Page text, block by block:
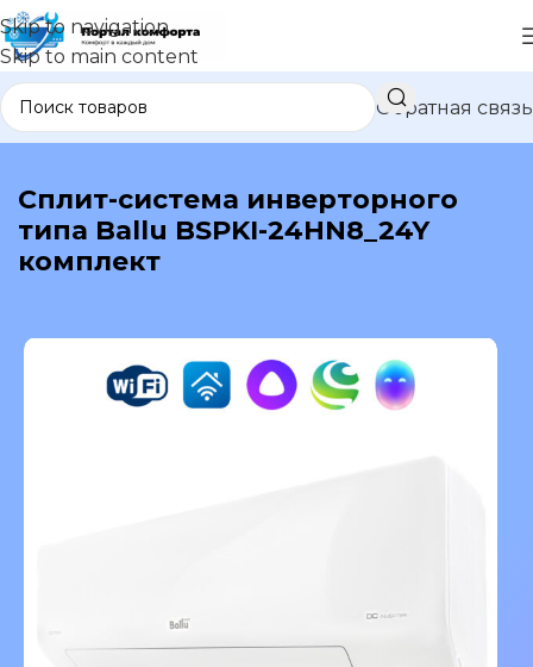
Skip to navigation
Skip to main content
Обратная связь
В каталог
Сплит-система инверторного
типа Ballu BSPKI-24HN8_24Y
комплект